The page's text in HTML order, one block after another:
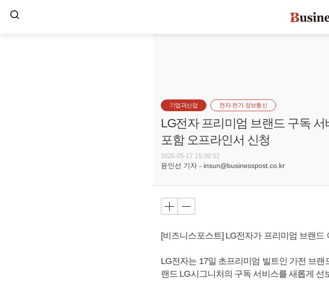
기업과산업 전자·전기·정보통신
LG전자 프리미엄 브랜드 구독
포함 오프라인서 신청
2026-05-17 15:00:52
윤인선 기자 - insun@businesspost.co.kr
[비즈니스포스트] LG전자가 프리미엄 브랜
LG전자는 17일 초프리미엄 빌트인 가전 브랜
랜드 LG시그니처의 구독 서비스를 새롭게 선